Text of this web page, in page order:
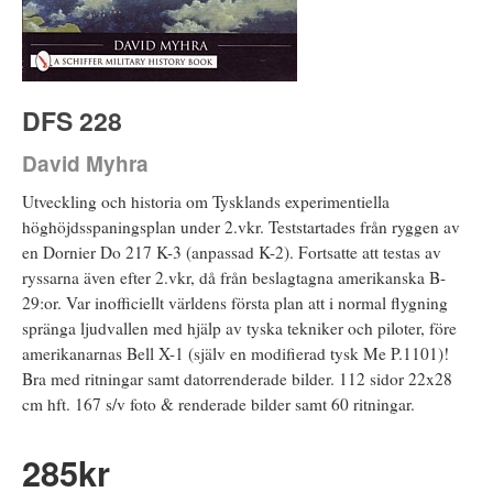
DFS 228
David Myhra
Utveckling och historia om Tysklands experimentiella
höghöjdsspaningsplan under 2.vkr. Teststartades från ryggen av
en Dornier Do 217 K-3 (anpassad K-2). Fortsatte att testas av
ryssarna även efter 2.vkr, då från beslagtagna amerikanska B-
29:or. Var inofficiellt världens första plan att i normal flygning
spränga ljudvallen med hjälp av tyska tekniker och piloter, före
amerikanarnas Bell X-1 (själv en modifierad tysk Me P.1101)!
Bra med ritningar samt datorrenderade bilder. 112 sidor 22x28
cm hft. 167 s/v foto & renderade bilder samt 60 ritningar.
285kr